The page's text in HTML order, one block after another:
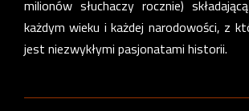
milionów słuchaczy rocznie)
każdym wieku i każdej narodowości, z
jest niezwykłymi pasjonatami historii.